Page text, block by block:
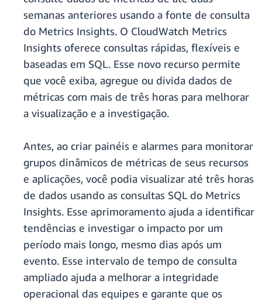
semanas anteriores usando a fonte de consulta
do Metrics Insights. O CloudWatch Metrics
Insights oferece consultas rápidas, flexíveis e
baseadas em SQL. Esse novo recurso permite
que você exiba, agregue ou divida dados de
métricas com mais de três horas para melhorar
a visualização e a investigação.
Antes, ao criar painéis e alarmes para monitorar
grupos dinâmicos de métricas de seus recursos
e aplicações, você podia visualizar até três horas
de dados usando as consultas SQL do Metrics
Insights. Esse aprimoramento ajuda a identificar
tendências e investigar o impacto por um
período mais longo, mesmo dias após um
evento. Esse intervalo de tempo de consulta
ampliado ajuda a melhorar a integridade
operacional das equipes e garante que os